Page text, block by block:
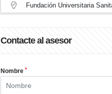
Fundación Universitaria
Contacte al asesor
Nombre *